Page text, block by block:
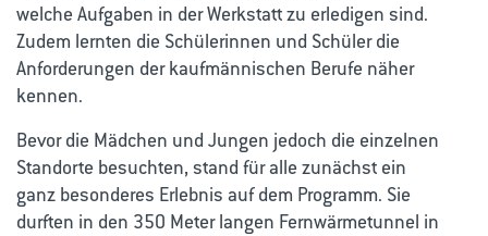
welche Aufgaben in der Werkstatt zu erledigen sind.
Zudem lernten die Schülerinnen und Schüler die
Anforderungen der kaufmännischen Berufe näher
kennen.
Bevor die Mädchen und Jungen jedoch die einzelnen
Standorte besuchten, stand für alle zunächst ein
ganz besonderes Erlebnis auf dem Programm. Sie
durften in den 350 Meter langen Fernwärmetunnel in